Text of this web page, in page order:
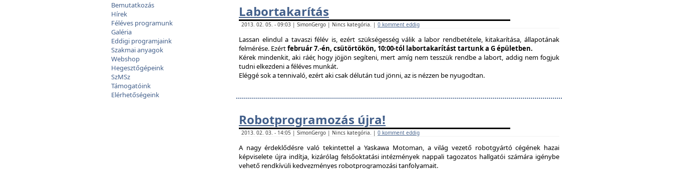
Bemutatkozás
Hírek
Féléves programunk
Galéria
Eddigi programjaink
Szakmai anyagok
Webshop
Hegesztőgépeink
SzMSz
Támogatóink
Elérhetőségeink
Labortakarítás
2013. 02. 05. - 09:03 | SimonGergo | Nincs kategória. | 0 komment eddig
Lassan elindul a tavaszi félév is, ezért szükségesség válik a labor rendbetétele, kitakarítása, állapotának
felmérése. Ezértfebruár 7.-én, csütörtökön, 10:00-tól labortakarítást tartunk a G épületben.
Kérek mindenkit, aki ráér, hogy jöjjön segíteni, mert amíg nem tesszük rendbe a labort, addig nem fogjuk
tudni elkezdeni a féléves munkát.
Eléggé sok a tennivaló, ezért aki csak délután tud jönni, az is nézzen be nyugodtan.
Robotprogramozás újra!
2013. 02. 03. - 14:05 | SimonGergo | Nincs kategória. | 0 komment eddig
A nagy érdeklődésre való tekintettel a Yaskawa Motoman, a világ vezető robotgyártó cégének hazai
képviselete újra indítja, kizárólag felsőoktatási intézmények nappali tagozatos hallgatói számára igénybe
vehető rendkívüli kedvezményes robotprogramozási tanfolyamait.